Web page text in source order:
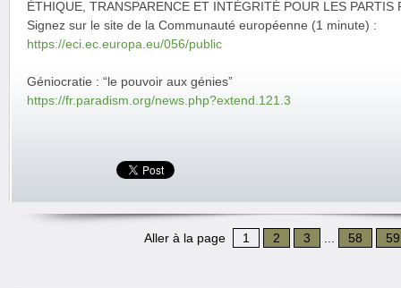
ÉTHIQUE, TRANSPARENCE ET INTÉGRITÉ POUR LES PARTIS
Signez sur le site de la Communauté européenne (1 minute) :
https://eci.ec.europa.eu/056/public
Géniocratie : “le pouvoir aux génies”
https://fr.paradism.org/news.php?extend.121.3
Aller à la page 1 2 3 58 59